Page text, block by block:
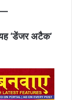
—
‘डेंजर अटैक’